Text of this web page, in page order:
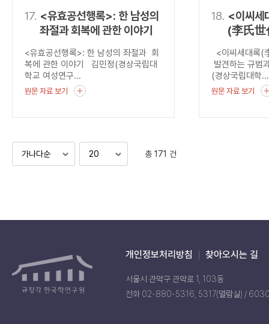
17. <유효공선행록>: 한 남성의
좌절과 회복에 관한 이야기
<유효공선행록>: 한 남성의 좌절과 회
복에 관한 이야기 김민정(경상국립대
학교 여성연구...
원문 자료 보기
18. <이씨세
(李氏世
발견하
균열
<이씨세대록
발견하는 규범
(경상국립대학...
원문 자료 보기
총 171 건
개인정보처리방침 찾아오시는 길
서울시 관악구 관악로 1, 103동
전화 02-880-5316, 5317(열람실) /